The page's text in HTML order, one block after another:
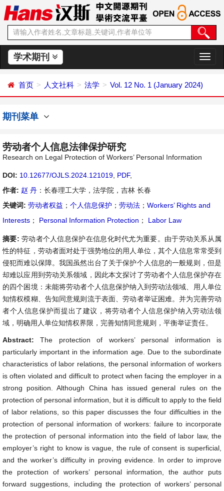
学术期刊
切
换
首页 人文社科 法学 Vol. 12 No. 1 (January 2024)
期刊菜单
劳动者个人信息法律保护研究
Research on Legal Protection of Workers’ Personal Information
DOI: 10.12677/OJLS.2024.121019 PDF,
作者: 赵 丹 ：长春理工大学，法学院，吉林 长春
关键词: 劳动者权益 ； 个人信息保护 ； 劳动法 ； Workers’ Rights and
Interests ； Personal Information Protection ； Labor Law
摘要: 劳动者个人信息保护在信息化时代尤为重要。由于劳动关系从属
性的特征，劳动者面对处于强势地位的用人单位，其个人信息常常受到
侵犯而难以保障。我国虽然出台了关于保护个人信息的一般规则，但是
却难以应用到劳动关系领域，因此本文探讨了劳动者个人信息保护存在
的四个困境：未能将劳动者个人信息保护纳入到劳动法领域、用人单位
知情权模糊、告知同意规则流于表面、劳动者举证困难。并为完善劳动
者个人信息保护而提出了建议，将劳动者个人信息保护纳入劳动法领
域，明确用人单位知情权界限，完善知情同意规则，平衡举证责任。
Abstract:The protection of workers’ personal information is
particularly important in the information age. Due to the subordinate
characteristics of labor relations, the personal information of workers
is often violated and difficult to protect when facing the employer in a
strong position. Although China has issued general rules on the
protection of personal information, but it is difficult to apply to the field
of labor relations, so this paper discusses the four difficulties in the
protection of personal information of workers: failure to incorporate
the protection of personal information into the field of labor law, the
employer’s right to know is vague, the rule of consent is superficial,
and the worker’s difficulty in proving evidence. In order to improve
the protection of workers’ personal information, the author puts
forward suggestions, including the protection of workers’ personal